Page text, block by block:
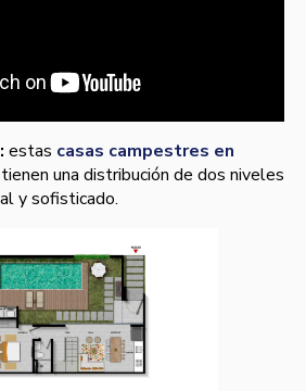
estas casas campestres en
una distribución de dos niveles
y sofisticado.